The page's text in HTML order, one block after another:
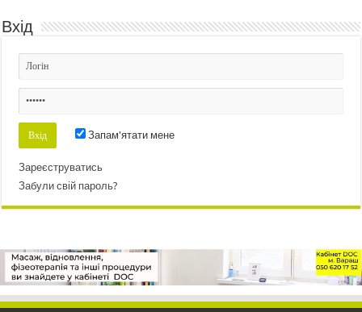
Вхід
Запам'ятати мене
Зареєструватись
Забули свій пароль?